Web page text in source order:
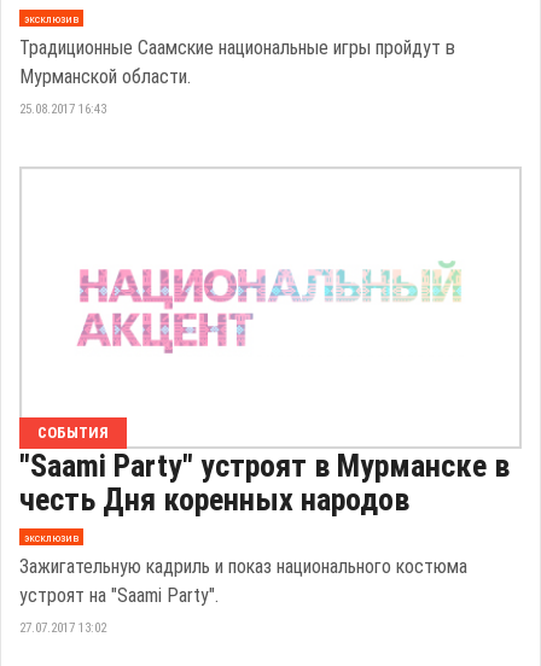
эксклюзив
Традиционные Саамские национальные игры пройдут в
Мурманской области.
25.08.2017 16:43
СОБЫТИЯ
"Saami Party" устроят в Мурманске в
честь Дня коренных народов
эксклюзив
Зажигательную кадриль и показ национального костюма
устроят на "Saami Party".
27.07.2017 13:02